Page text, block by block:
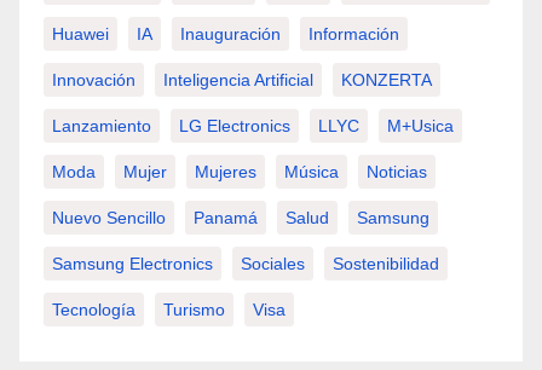
Huawei IA Inauguración Información
Innovación Inteligencia Artificial KONZERTA
Lanzamiento LG Electronics LLYC M+usica
Moda Mujer Mujeres Música Noticias
Nuevo Sencillo Panamá Salud Samsung
Samsung Electronics Sociales Sostenibilidad
Tecnología Turismo Visa